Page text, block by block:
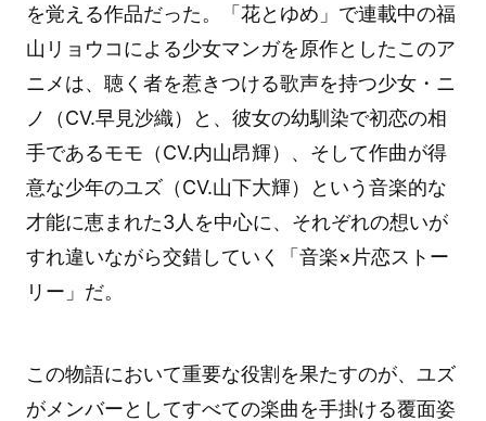
を覚える作品だった。「花とゆめ」で連載中の福
山リョウコによる少女マンガを原作としたこのア
ニメは、聴く者を惹きつける歌声を持つ少女・ニ
ノ（CV.早見沙織）と、彼女の幼馴染で初恋の相
手であるモモ（CV.内山昂輝）、そして作曲が得
意な少年のユズ（CV.山下大輝）という音楽的な
才能に恵まれた3人を中心に、それぞれの想いが
すれ違いながら交錯していく「音楽×片恋ストー
リー」だ。
この物語において重要な役割を果たすのが、ユズ
がメンバーとしてすべての楽曲を手掛ける覆面姿